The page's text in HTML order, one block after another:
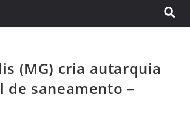
(MG) cria autarquia
de saneamento –